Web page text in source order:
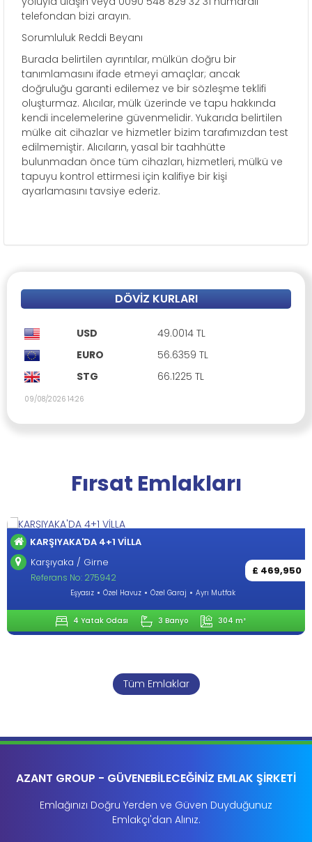
telefondan bizi arayın.
Sorumluluk Reddi Beyanı
Burada belirtilen ayrıntılar, mülkün doğru bir
tanımlamasını ifade etmeyi amaçlar; ancak
doğruluğu garanti edilemez ve bir sözleşme teklifi
oluşturmaz. Alıcılar, mülk üzerinde ve tapu hakkında
kendi incelemelerine güvenmelidir. Yukarıda belirtilen
mülke ait cihazlar ve hizmetler bizim tarafımızdan test
edilmemiştir. Alıcıların, yasal bir taahhütte
bulunmadan önce tüm cihazları, hizmetleri, mülkü ve
tapuyu kontrol ettirmesi için kalifiye bir kişi
ayarlamasını tavsiye ederiz.
DÖVIZ KURLARI
USD
49.0014 TL
EURO
56.6359 TL
STG
66.1225 TL
09/08/2026 14:26
Fırsat Emlakları
4+1 VİLLA
/ Girne
£ 469,950
No: 275942
Özel Havuz Özel Garaj Ayrı Mutfak
4 Yatak Odası 3 Banyo 304 m²
Tüm Emlaklar
AZANT GROUP - GÜVENEBİLECEĞİNİZ EMLAK ŞİRKETİ
Emlağınızı Doğru Yerden ve Güven Duyduğunuz
Emlakçı'dan Alınız.